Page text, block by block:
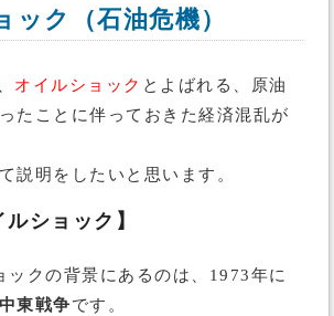
ック（石油危機）
オイルショック とよばれる、原油
たことに伴っておきた経済混乱が
説明をしたいと思います。
ルショック】
ックの背景にあるのは、1973年に
東戦争です。